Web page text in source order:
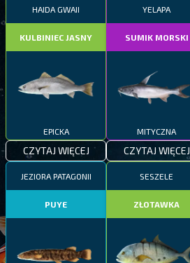
HAIDA GWAII
KULBINIEC JASNY
EPICKA
CZYTAJ WIĘCEJ
YELAPA
SUMIK MORSKI
MITYCZNA
CZYTAJ WIĘCEJ
JEZIORA PATAGONII
PUYE
SESZELE
ZŁOTAWKA